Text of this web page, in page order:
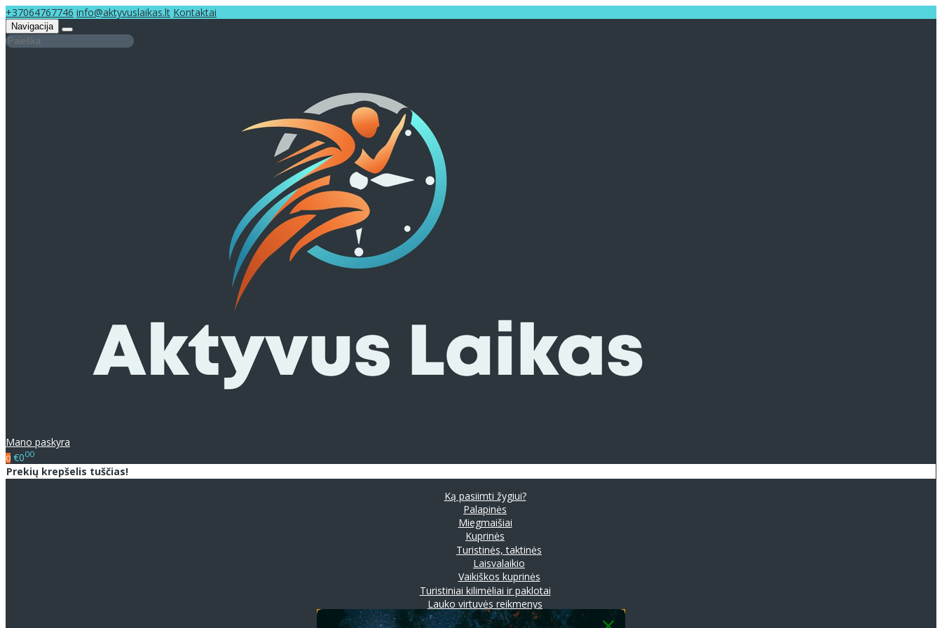
+37064767746 info@aktyvuslaikas.lt Kontaktai
Navigacija
Mano paskyra
0 €000
Prekių krepšelis tuščias!
Ką pasiimti žygiui?
Palapinės
Miegmaišiai
Kuprinės
Turistinės, taktinės
Laisvalaikio
Vaikiškos kuprinės
Turistiniai kilimėliai ir paklotai
Lauko virtuvės reikmenys
Prožektoriai ir stovyklavimo lempos